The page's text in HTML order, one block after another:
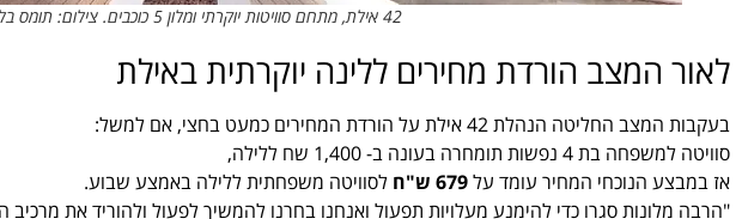
42 אילת, מתחם סוויטות יוקרתי ומלון 5 כוכבים. צילום: תומס בלגולה
לאור המצב הורדת מחירים ללינה יוקרתית באילת
בעקבות המצב החליטה הנהלת 42 אילת על הורדת המחירים כמעט בחצי, אם למשל:
סוויטה למשפחה בת 4 נפשות תומחרה בעונה ב- 1,400 שח ללילה,
אז במבצע הנוכחי המחיר עומד על
לסוויטה משפחתית ללילה באמצע שבוע.
"הרבה מלונות סגרו כדי להימנע מעלויות תפעול ואנחנו בחרנו להמשיך לפעול ולהוריד את מרכיב